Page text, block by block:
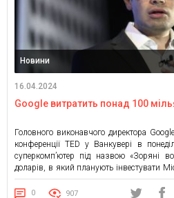
Новини
16.04.2024
Google витратить понад 100
Головного виконавчого директора
конференції TED у Ванкувері в
суперкомп’ютер під назвою «Зоряні
доларів, в який планують інвестувати
звітом минулого місяця. Керівник
сказав, що з часом компанія витратить
0 907